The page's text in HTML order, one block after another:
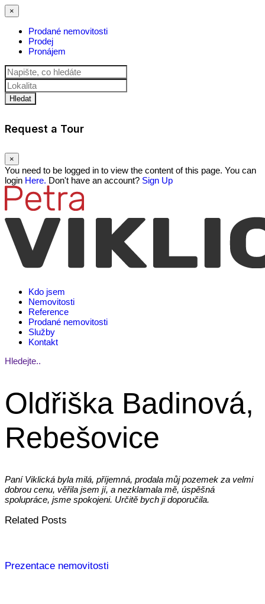
×
Prodané nemovitosti
Prodej
Pronájem
Hledat
Request a Tour
×
You need to be logged in to view the content of this page. You can
login Here. Don't have an account? Sign Up
Kdo jsem
Nemovitosti
Reference
Prodané nemovitosti
Služby
Kontakt
Hledejte..
Oldřiška Badinová,
Rebešovice
Paní Viklická byla milá, příjemná, prodala můj pozemek za velmi
dobrou cenu, věřila jsem jí, a nezklamala mě, úspěšná
spolupráce, jsme spokojeni. Určitě bych ji doporučila.
Related Posts
Prezentace nemovitosti